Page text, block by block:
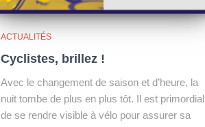
ACTUALITÉS
Cyclistes, brillez !
Avec le changement de saison et d’heure, la
nuit tombe de plus en plus tôt. Il est primordial
de se rendre visible à vélo pour assurer sa